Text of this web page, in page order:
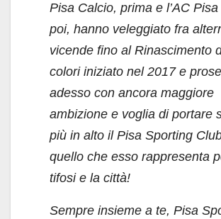
Pisa Calcio, prima e l’AC
poi, hanno veleggiato fra
vicende fino al Rinascimento
colori iniziato nel 2017 e
adesso con ancora maggiore
ambizione e voglia di portare
più in alto il Pisa Sporting
quello che esso rappresenta
tifosi e la città!
Sempre insieme a te, Pisa